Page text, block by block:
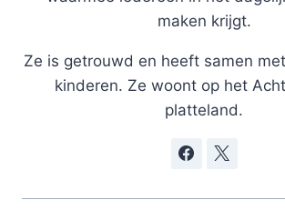
maken krijgt.
Ze is getrouwd en heeft samen
kinderen. Ze woont op het
platteland.